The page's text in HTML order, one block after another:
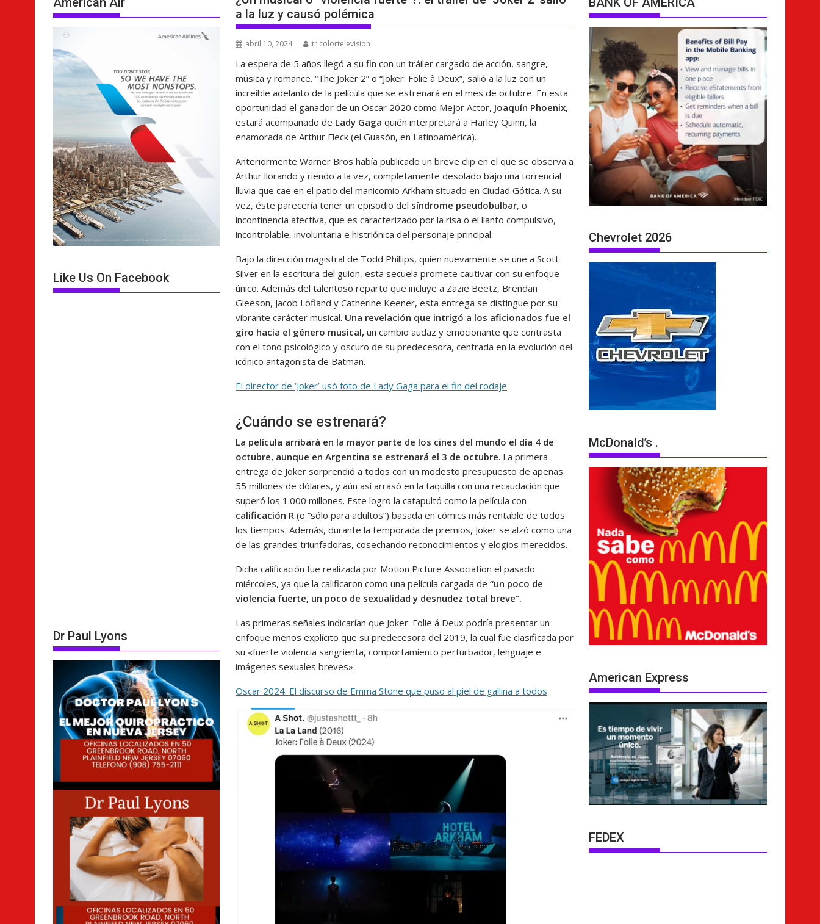
a la luz y causó polémica
abril 10, 2024 tricolortelevision
La espera de 5 años llegó a su fin con un tráiler cargado de acción, sangre,
música y romance. “The Joker 2” o “Joker: Folie à Deux”, salió a la luz con un
increíble adelanto de la película que se estrenará en el mes de octubre. En esta
oportunidad el ganador de un Oscar 2020 como Mejor Actor, Joaquín Phoenix,
estará acompañado de Lady Gaga quién interpretará a Harley Quinn, la
enamorada de Arthur Fleck (el Guasón, en Latinoamérica).
Anteriormente Warner Bros había publicado un breve clip en el que se observa a
Arthur llorando y riendo a la vez, completamente desolado bajo una torrencial
lluvia que cae en el patio del manicomio Arkham situado en Ciudad Gótica. A su
vez, éste parecería tener un episodio del síndrome pseudobulbar, o
incontinencia afectiva, que es caracterizado por la risa o el llanto compulsivo,
incontrolable, involuntaria e histriónica del personaje principal.
Bajo la dirección magistral de Todd Phillips, quien nuevamente se une a Scott
Silver en la escritura del guion, esta secuela promete cautivar con su enfoque
único. Además del talentoso reparto que incluye a Zazie Beetz, Brendan
Gleeson, Jacob Lofland y Catherine Keener, esta entrega se distingue por su
vibrante carácter musical. Una revelación que intrigó a los aficionados fue el
giro hacia el género musical, un cambio audaz y emocionante que contrasta
con el tono psicológico y oscuro de su predecesora, centrada en la evolución del
icónico antagonista de Batman.
El director de ‘Joker’ usó foto de Lady Gaga para el fin del rodaje
¿Cuándo se estrenará?
La película arribará en la mayor parte de los cines del mundo el día 4 de
octubre, aunque en Argentina se estrenará el 3 de octubre. La primera
entrega de Joker sorprendió a todos con un modesto presupuesto de apenas
55 millones de dólares, y aún así arrasó en la taquilla con una recaudación que
superó los 1.000 millones. Este logro la catapultó como la película con
calificación R(o “sólo para adultos”) basada en cómics más rentable de todos
los tiempos. Además, durante la temporada de premios, Joker se alzó como una
de las grandes triunfadoras, cosechando reconocimientos y elogios merecidos.
Dicha calificación fue realizada por Motion Picture Association el pasado
miércoles, ya que la calificaron como una película cargada de “un poco de
violencia fuerte, un poco de sexualidad y desnudez total breve”.
Las primeras señales indicarían que Joker: Folie á Deux podría presentar un
enfoque menos explícito que su predecesora del 2019, la cual fue clasificada por
su «fuerte violencia sangrienta, comportamiento perturbador, lenguaje e
imágenes sexuales breves».
Oscar 2024: El discurso de Emma Stone que puso al piel de gallina a todos
Like Us On Facebook
Dr Paul Lyons
Chevrolet 2026
McDonald’s .
American Express
FEDEX